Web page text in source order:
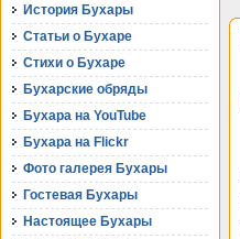
История Бухары
Статьи о Бухаре
Стихи о Бухаре
Бухарские обряды
Бухара на YouTube
Бухара на Flickr
Фото галерея Бухары
Гостевая Бухары
Настоящее Бухары